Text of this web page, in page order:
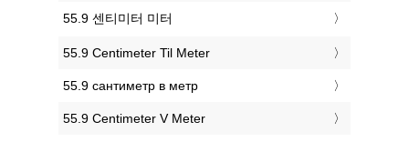
‎55.9 센티미터 미터
‎55.9 Centimeter Til Meter
‎55.9 сантиметр в метр
‎55.9 Centimeter V Meter